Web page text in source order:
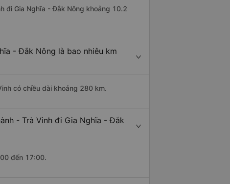
đi Gia Nghĩa - Đắk Nông khoảng 10.2
- Đắk Nông là bao nhiêu km
có chiều dài khoảng 280 km.
- Trà Vinh đi Gia Nghĩa - Đắk
đến 17:00.